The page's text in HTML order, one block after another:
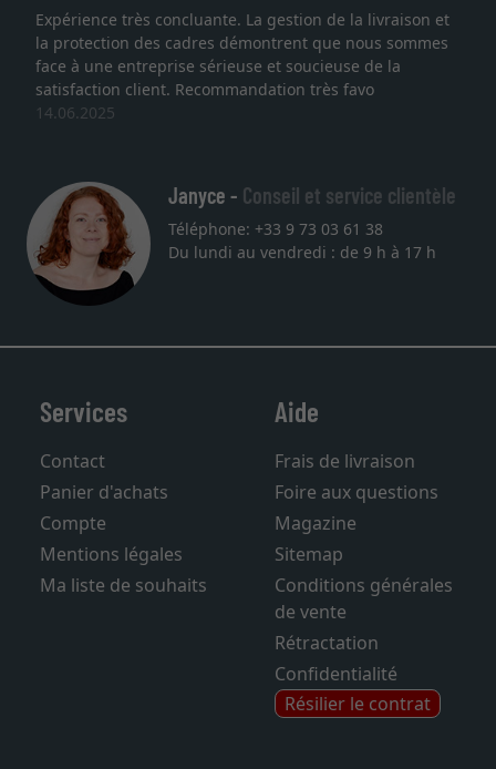
très concluante. La gestion de la livraison et
des cadres démontrent que nous sommes
entreprise sérieuse et soucieuse de la
client. Recommandation très favo
Je
Janyce - Conseil et service clientèle
Téléphone: +33 9 73 03 61 38
Services
Contact
Panier d'achats
Compte
Mentions légales
Aide
Frais de livraison
Foire aux questions
Magazine
Sitemap
Conditions générales
de vente
Rétractation
Confidentialité
Résilier le contrat